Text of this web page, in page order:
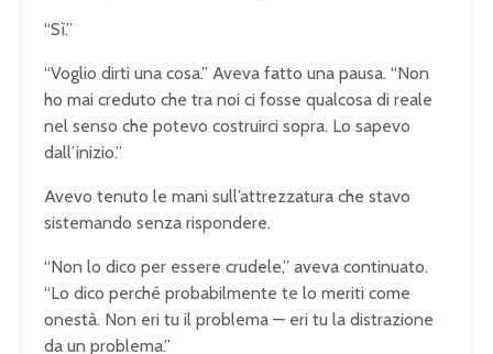
“Sì.”
“Voglio dirti una cosa.” Aveva fatto una pausa. “Non
ho mai creduto che tra noi ci fosse qualcosa di reale
nel senso che potevo costruirci sopra. Lo sapevo
dall’inizio.”
Avevo tenuto le mani sull’attrezzatura che stavo
sistemando senza rispondere.
“Non lo dico per essere crudele,” aveva continuato.
“Lo dico perché probabilmente te lo meriti come
onestà. Non eri tu il problema — eri tu la distrazione
da un problema.”